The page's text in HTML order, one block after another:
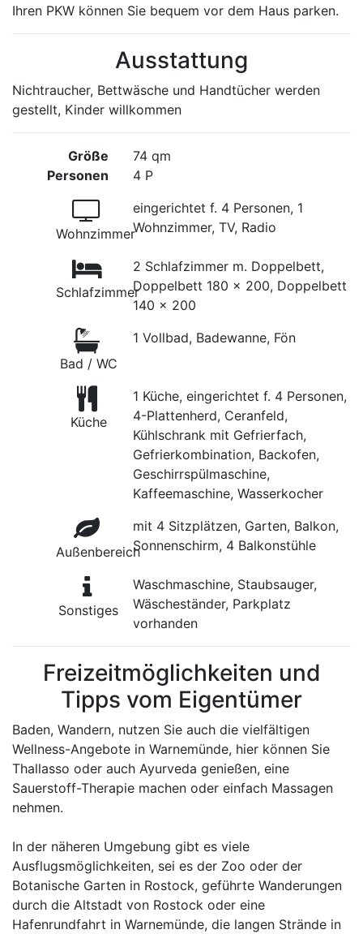
Ihren PKW können Sie bequem vor dem Haus parken.
Ausstattung
Nichtraucher, Bettwäsche und Handtücher werden
gestellt, Kinder willkommen
Größe
Personen
74 qm
4 P
Wohnzimmer
eingerichtet f. 4 Personen, 1
Wohnzimmer, TV, Radio
Schlafzimmer
2 Schlafzimmer m. Doppelbett,
Doppelbett 180 x 200, Doppelbett
140 x 200
Bad / WC
1 Vollbad, Badewanne, Fön
Küche
1 Küche, eingerichtet f. 4 Personen,
4-Plattenherd, Ceranfeld,
Kühlschrank mit Gefrierfach,
Gefrierkombination, Backofen,
Geschirrspülmaschine,
Kaffeemaschine, Wasserkocher
Außenbereich
mit 4 Sitzplätzen, Garten, Balkon,
Sonnenschirm, 4 Balkonstühle
Sonstiges
Waschmaschine, Staubsauger,
Wäscheständer, Parkplatz
vorhanden
Freizeitmöglichkeiten und
Tipps vom Eigentümer
Baden, Wandern, nutzen Sie auch die vielfältigen
Wellness-Angebote in Warnemünde, hier können Sie
Thallasso oder auch Ayurveda genießen, eine
Sauerstoff-Therapie machen oder einfach Massagen
nehmen.
In der näheren Umgebung gibt es viele
Ausflugsmöglichkeiten, sei es der Zoo oder der
Botanische Garten in Rostock, geführte Wanderungen
durch die Altstadt von Rostock oder eine
Hafenrundfahrt in Warnemünde, die langen Strände in